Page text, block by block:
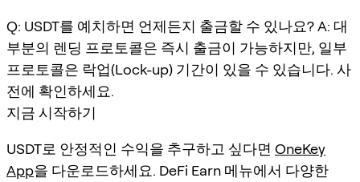
Q: USDT를 예치하면 언제든지 출금할 수 있나요? A: 대
부분의 렌딩 프로토콜은 즉시 출금이 가능하지만, 일부
프로토콜은 락업(Lock-up) 기간이 있을 수 있습니다. 사
전에 확인하세요.
지금 시작하기
USDT로 안정적인 수익을 추구하고 싶다면 OneKey
App을 다운로드하세요. DeFi Earn 메뉴에서 다양한